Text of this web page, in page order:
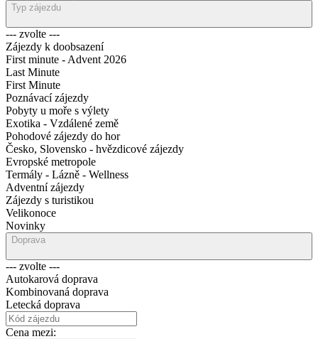
Typ zájezdu
--- zvolte ---
Zájezdy k doobsazení
First minute - Advent 2026
Last Minute
First Minute
Poznávací zájezdy
Pobyty u moře s výlety
Exotika - Vzdálené země
Pohodové zájezdy do hor
Česko, Slovensko - hvězdicové zájezdy
Evropské metropole
Termály - Lázně - Wellness
Adventní zájezdy
Zájezdy s turistikou
Velikonoce
Novinky
Doprava
--- zvolte ---
Autokarová doprava
Kombinovaná doprava
Letecká doprava
Cena mezi: